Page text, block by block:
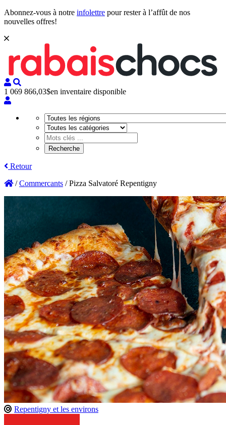
Abonnez-vous à notre infolettre pour rester à l’affût de nos
nouvelles offres!
1 069 866,03$en inventaire disponible
Retour
/Commercants /Pizza Salvatoré Repentigny
Repentigny et les environs